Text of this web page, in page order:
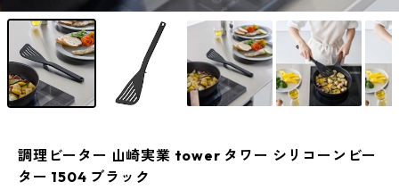
調理ビーター 山崎実業 tower タワー シリコーンビー
ター 1504 ブラック